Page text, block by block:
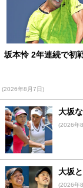
坂本怜 2年連続で初
(2026年8月7日)
大坂
(2026年
大坂
(2026年